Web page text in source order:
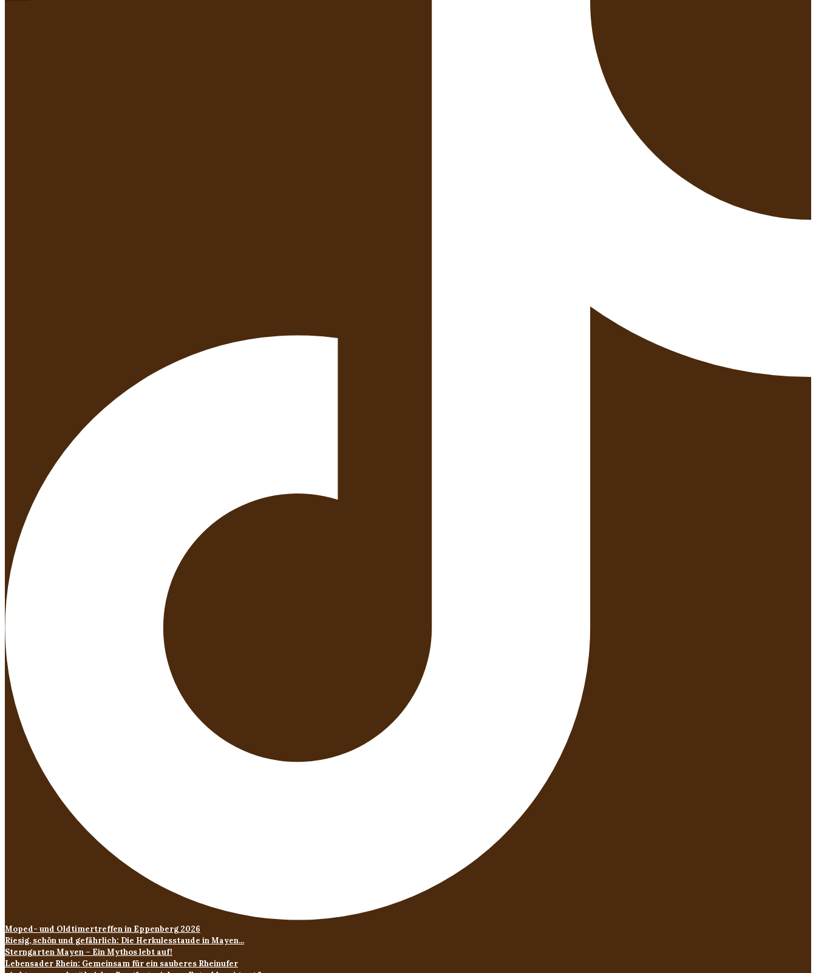
Moped- und Oldtimertreffen in Eppenberg 2026
Riesig, schön und gefährlich: Die Herkulesstaude in Mayen...
Sterngarten Mayen – Ein Mythos lebt auf!
Lebensader Rhein: Gemeinsam für ein sauberes Rheinufer